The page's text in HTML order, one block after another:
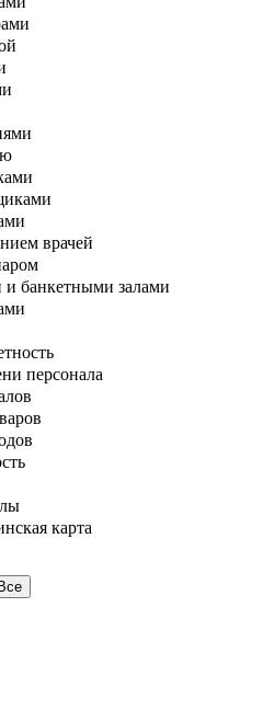
врачей
и банкетными залами
персонала
карта
Все